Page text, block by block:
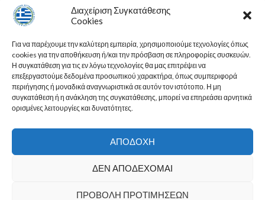
Διαχείριση Συγκατάθεσης
Cookies
Για να παρέχουμε την καλύτερη εμπειρία, χρησιμοποιούμε τεχνολογίες όπως
cookies για την αποθήκευση ή/και την πρόσβαση σε πληροφορίες συσκευών.
Η συγκατάθεση για τις εν λόγω τεχνολογίες θα μας επιτρέψει να
επεξεργαστούμε δεδομένα προσωπικού χαρακτήρα, όπως συμπεριφορά
περιήγησης ή μοναδικά αναγνωριστικά σε αυτόν τον ιστότοπο. Η μη
συγκατάθεση ή η ανάκληση της συγκατάθεσης, μπορεί να επηρεάσει αρνητικά
ορισμένες λειτουργίες και δυνατότητες.
ΑΠΟΔΟΧΉ
ΔΕΝ ΑΠΟΔΈΧΟΜΑΙ
ΠΡΟΒΟΛΉ ΠΡΟΤΙΜΉΣΕΩΝ
Π.Ο.Α.Σ.Α (7)
23ο Πανελλήνιο Συνέδριο (2)
Ε.Λ.Α. ΠΟΑΣΑ